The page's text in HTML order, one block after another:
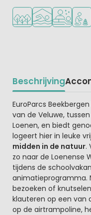
Ligt in een bosrijke
Overdekt
Beschrijving
Beschrijving
EuroParcs
van de Veluwe,
Loenen, en biedt
logeert hier in leuke
midden in de natuur.
zo naar de Loenense
tijdens de
animatieprogramma.
bezoeken of
klauteren op een van
op de airtrampoline,